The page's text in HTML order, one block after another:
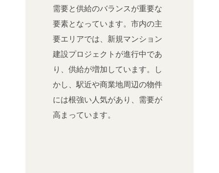
需要と供給のバランスが重要な
要素となっています。市内の主
要エリアでは、新規マンション
建設プロジェクトが進行中であ
り、供給が増加しています。し
かし、駅近や商業地周辺の物件
には根強い人気があり、需要が
高まっています。